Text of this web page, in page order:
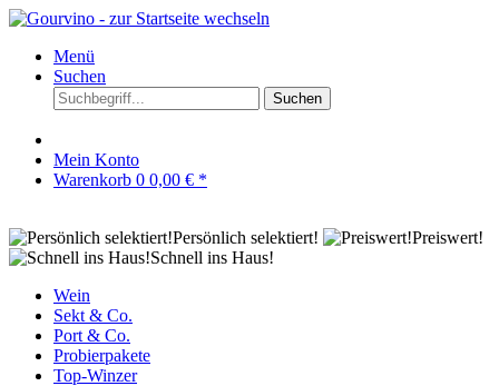
Menü
Suchen
Suchen
Mein Konto
Warenkorb 0 0,00 € *
Persönlich selektiert!
Preiswert!
Schnell ins Haus!
Wein
Sekt & Co.
Port & Co.
Probierpakete
Top-Winzer